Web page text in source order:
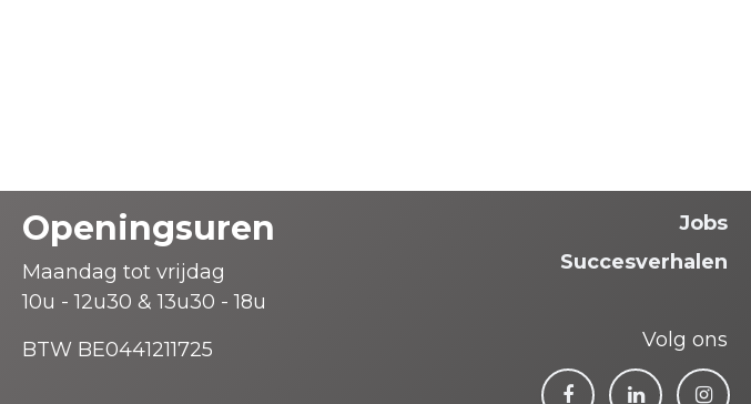
Openingsuren
Maandag tot vrijdag
10u - 12u30 & 13u30 - 18u
BTW BE0441211725
Jobs
Succesverhalen
Volg ons